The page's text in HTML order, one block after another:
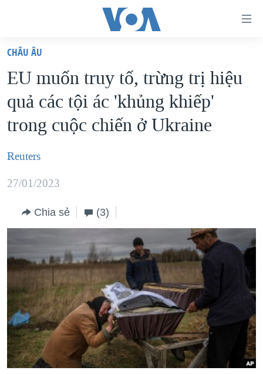
truy
cập
Tới
nội
chính
điều
hướng
chính
tới
VIỆT NAM
HOA KỲ
BIỂN ĐÔNG
THẾ GIỚI
DIỄN ĐÀN
MỤC
VẠCH TRẦN TIN GIẢ
NGƯỜI VIỆT HẢI NGOẠI
ĐỜI SỐNG
KINH TẾ
KHOA HỌC
SỨC KHOẺ
CHUYÊN ĐỀ
CHIẾN TRANH THƯƠNG MẠI CỦA MỸ: QUÁ KHỨ VÀ HIỆN
TẠI
HÀNH TRÌNH BẦU CỬ 2024
MỘT NĂM CHIẾN TRANH TẠI DẢI GAZA
GIẢI MÃ VÀNH ĐAI & CON ĐƯỜNG
NGÀY TỊ NẠN THẾ GIỚI
HỌC TIẾNG ANH
VIDEO
NGHE
MẠNG XÃ HỘI
CHÂU ÂU
EU muốn truy tố, trừng trị hiệu
quả các tội ác 'khủng khiếp'
trong cuộc chiến ở Ukraine
Reuters
27/01/2023
Chia sẻ (3)